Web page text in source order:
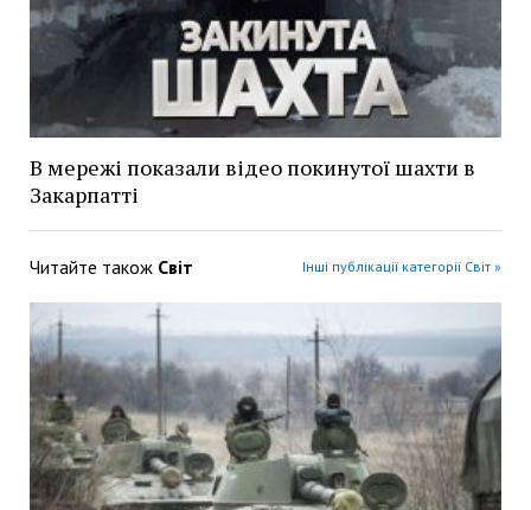
В мережі показали відео покинутої шахти в
Закарпатті
Читайте також Світ Інші публікації категорії Світ »